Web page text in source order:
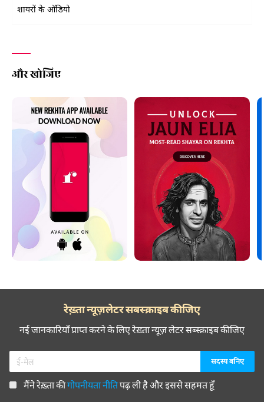
शायरों के ऑडियो
और खोजिए
रेख़्ता न्यूज़लेटर सबस्क्राइब कीजिए
नई जानकारियाँ प्राप्त करने के लिए रेख़्ता न्यूज़ लेटर सब्स्क्राइब कीजिए
मैंने रेख़्ता कीगोपनीयता नीतिपढ़ ली है और इससे सहमत हूँ